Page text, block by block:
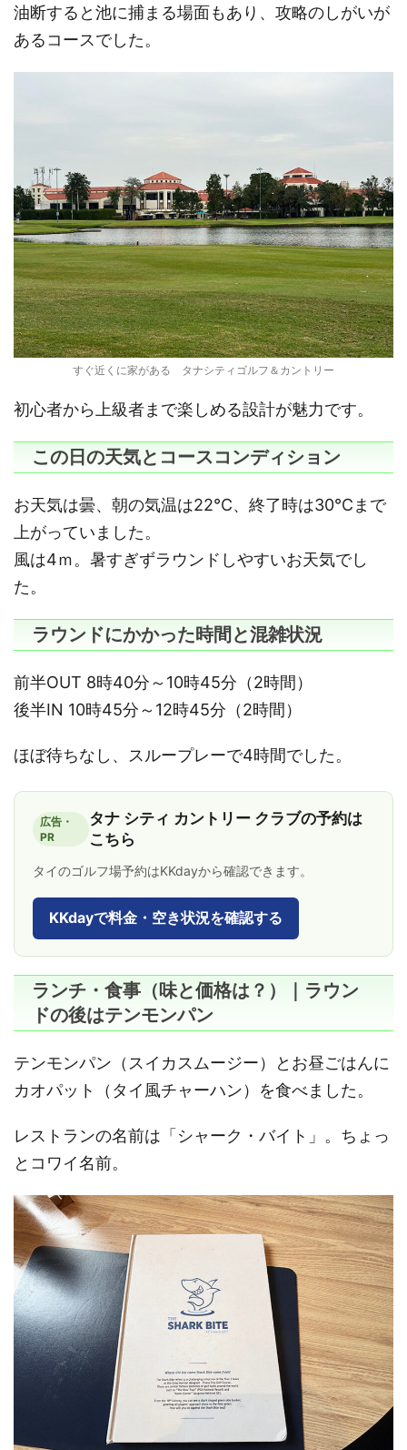
油断すると池に捕まる場面もあり、攻略のしがいが
あるコースでした。
すぐ近くに家がある タナシティゴルフ＆カントリー
初心者から上級者まで楽しめる設計が魅力です。
この日の天気とコースコンディション
お天気は曇、朝の気温は22℃、終了時は30℃まで
上がっていました。
風は4ｍ。暑すぎずラウンドしやすいお天気でし
た。
ラウンドにかかった時間と混雑状況
前半OUT 8時40分～10時45分（2時間）
後半IN 10時45分～12時45分（2時間）
ほぼ待ちなし、スループレーで4時間でした。
広告・
PR
タナ シティ カントリー クラブの予約は
こちら
タイのゴルフ場予約はKKdayから確認できます。
KKdayで料金・空き状況を確認する
ランチ・食事（味と価格は？）｜ラウン
ドの後はテンモンパン
テンモンパン（スイカスムージー）とお昼ごはんに
カオパット（タイ風チャーハン）を食べました。
レストランの名前は「シャーク・バイト」。ちょっ
とコワイ名前。